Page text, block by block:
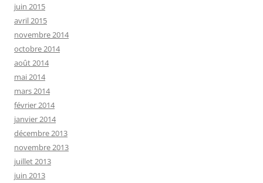
juin 2015
avril 2015
novembre 2014
octobre 2014
août 2014
mai 2014
mars 2014
février 2014
janvier 2014
décembre 2013
novembre 2013
juillet 2013
juin 2013